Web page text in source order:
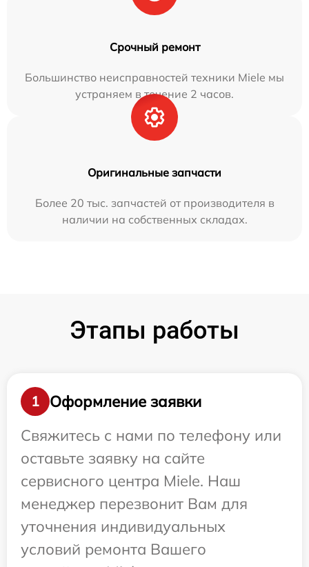
Срочный ремонт
Большинство неисправностей техники Miele мы
устраняем в течение 2 часов.
Оригинальные запчасти
Более 20 тыс. запчастей от производителя в
наличии на собственных складах.
Этапы работы
1
Оформление заявки
Свяжитесь с нами по телефону или
оставьте заявку на сайте
сервисного центра Miele. Наш
менеджер перезвонит Вам для
уточнения индивидуальных
условий ремонта Вашего